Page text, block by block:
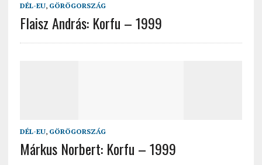
DÉL-EU, GÖRÖGORSZÁG
Flaisz András: Korfu – 1999
DÉL-EU, GÖRÖGORSZÁG
Márkus Norbert: Korfu – 1999